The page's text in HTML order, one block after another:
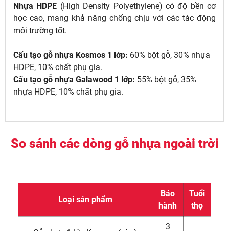
Nhựa HDPE (High Density Polyethylene) có độ bền cơ
học cao, mang khả năng chống chịu với các tác động
môi trường tốt.
Cấu tạo gỗ nhựa Kosmos 1 lớp: 60% bột gỗ, 30% nhựa
HDPE, 10% chất phụ gia.
Cấu tạo gỗ nhựa Galawood 1 lớp: 55% bột gỗ, 35%
nhựa HDPE, 10% chất phụ gia.
So sánh các dòng gỗ nhựa ngoài trời
Loại sản phẩm
Bảo
hành
Tuổi
thọ
3